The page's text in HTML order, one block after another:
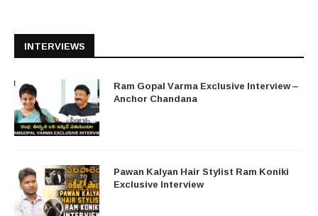
INTERVIEWS
Ram Gopal Varma Exclusive Interview –
Anchor Chandana
Pawan Kalyan Hair Stylist Ram Koniki
Exclusive Interview